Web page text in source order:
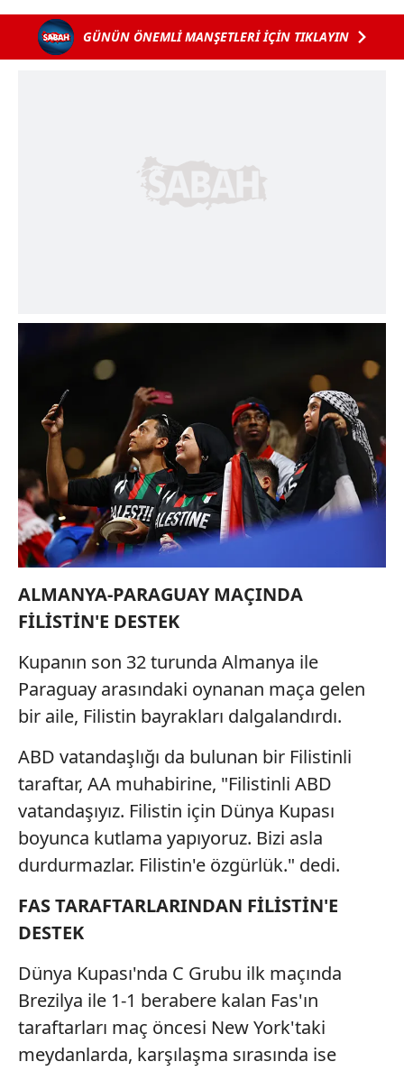
GÜNÜN ÖNEMLİ MANŞETLERİ İÇİN TIKLAYIN
ALMANYA-PARAGUAY MAÇINDA
FİLİSTİN'E DESTEK
Kupanın son 32 turunda Almanya ile
Paraguay arasındaki oynanan maça gelen
bir aile, Filistin bayrakları dalgalandırdı.
ABD vatandaşlığı da bulunan bir Filistinli
taraftar, AA muhabirine, "Filistinli ABD
vatandaşıyız. Filistin için Dünya Kupası
boyunca kutlama yapıyoruz. Bizi asla
durdurmazlar. Filistin'e özgürlük." dedi.
FAS TARAFTARLARINDAN FİLİSTİN'E
DESTEK
Dünya Kupası'nda C Grubu ilk maçında
Brezilya ile 1-1 berabere kalan Fas'ın
taraftarları maç öncesi New York'taki
meydanlarda, karşılaşma sırasında ise